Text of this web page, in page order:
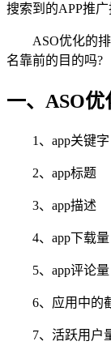
搜索到的APP推
ASO优化的
名靠前的目的吗?
一、ASO
1、app关键字
2、app标题
3、app描述
4、app下载量
5、app评论量
6、应用中的
7、活跃用户